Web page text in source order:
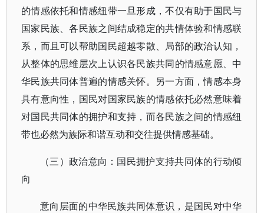
的情感依托和情感纽带一旦形成，不仅有助于国民与
国家民族、各民族之间结成稳定的共情体验和情感联
系，而且可以帮助国民超越零散、局部的政治认知，
从整体的思维层次上认识各民族共同的情感意愿、中
华民族共同体普遍的情感关怀。另一方面，情感本身
具有意向性，国民对国家民族的情感依托必然意味着
对国民共同体的拥护和支持，而各民族之间的情感纽
带也必然为族际和谐互动和交往提供情感基础。
（三）政治意向：国民拥护支持共同体的行动倾
向
意向层面的中华民族共同体意识，是国民对中华